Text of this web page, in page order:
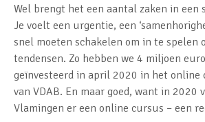
Wel brengt het een aantal zaken in een
Je voelt een urgentie, een
snel moeten schakelen om in te spelen
tendensen. Zo hebben we 4 miljoen
geïnvesteerd in april 2020 in het online
van VDAB. En maar goed, want in 2020
Vlamingen er een online cursus – een